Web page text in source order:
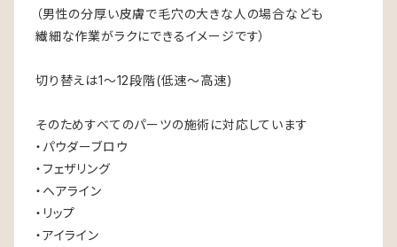
（男性の分厚い皮膚で毛穴の大きな人の場合なども
繊細な作業がラクにできるイメージです）
切り替えは1〜12段階(低速〜高速)
そのためすべてのパーツの施術に対応しています
・パウダーブロウ
・フェザリング
・ヘアライン
・リップ
・アイライン